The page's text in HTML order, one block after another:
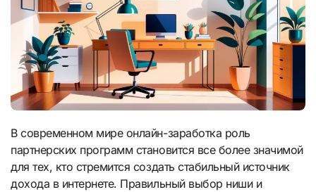
В современном мире онлайн-заработка роль
партнерских программ становится все более значимой
для тех, кто стремится создать стабильный источник
дохода в интернете. Правильный выбор ниши и